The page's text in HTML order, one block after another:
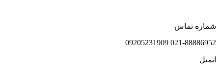
شماره تماس
021-88886952 09205231909
ایمیل